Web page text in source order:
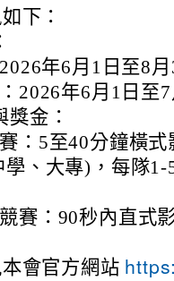
下：
年6月1日至8
2026年6月1日至
獎金：
：5至40分鐘橫
學、大專)，每隊
賽：90秒內直式
會官方網站